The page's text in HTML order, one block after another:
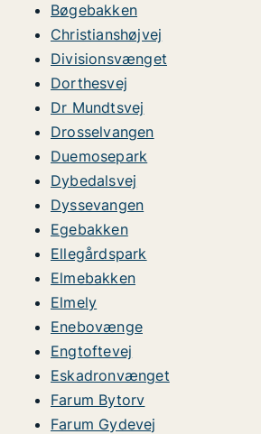
Bøgebakken
Christianshøjvej
Divisionsvænget
Dorthesvej
Dr Mundtsvej
Drosselvangen
Duemosepark
Dybedalsvej
Dyssevangen
Egebakken
Ellegårdspark
Elmebakken
Elmely
Enebovænge
Engtoftevej
Eskadronvænget
Farum Bytorv
Farum Gydevej